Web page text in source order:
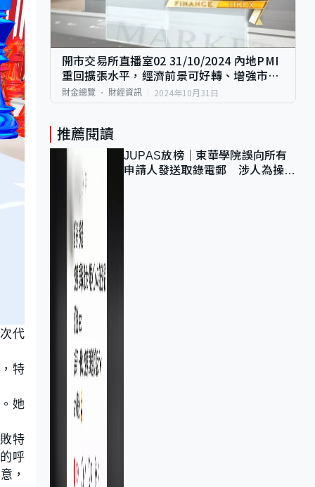
代
特
她
特
呼
，
開市交易所直播室02 31/10/2024 內地PMI
重回擴張水平，經濟前景可好轉、增強市場
投資信心?
財金總覽 財經資訊 2024年10月31日
推薦閱讀
JUPAS放榜｜東華學院誤向所有
申請人發送取錄電郵 涉人為操作